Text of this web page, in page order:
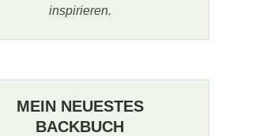
inspirieren.
MEIN NEUESTES
BACKBUCH